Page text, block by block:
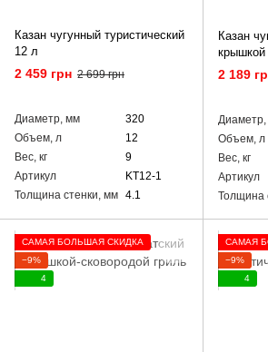
Казан чугунный туристический
12 л
2 459 грн 2 699 грн
Диаметр, мм
320
Объем, л
12
Вес, кг
9
Артикул
KT12-1
Толщина стенки, мм 4.1
Казан
крышкой
2 189
Объем, л
Вес, кг
Артикул
Толщина
САМАЯ БОЛЬШАЯ СКИДКА
−9%
4
САМАЯ
−9%
4